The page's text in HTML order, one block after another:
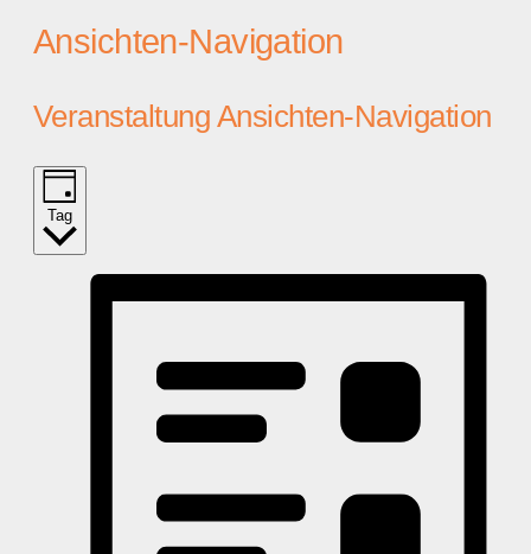
Ansichten-Navigation
Veranstaltung Ansichten-Navigation
Tag